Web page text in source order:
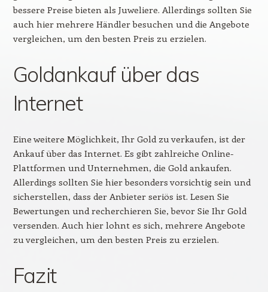
bessere Preise bieten als Juweliere. Allerdings sollten Sie
auch hier mehrere Händler besuchen und die Angebote
vergleichen, um den besten Preis zu erzielen.
Goldankauf über das
Internet
Eine weitere Möglichkeit, Ihr Gold zu verkaufen, ist der
Ankauf über das Internet. Es gibt zahlreiche Online-
Plattformen und Unternehmen, die Gold ankaufen.
Allerdings sollten Sie hier besonders vorsichtig sein und
sicherstellen, dass der Anbieter seriös ist. Lesen Sie
Bewertungen und recherchieren Sie, bevor Sie Ihr Gold
versenden. Auch hier lohnt es sich, mehrere Angebote
zu vergleichen, um den besten Preis zu erzielen.
Fazit